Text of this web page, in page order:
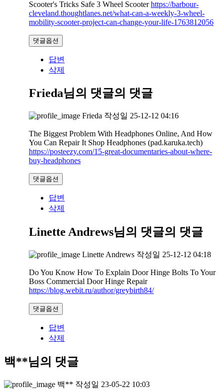
Scooter's Tricks Safe 3 Wheel Scooterhttps://barbour-
cleveland.thoughtlanes.net/what-can-a-weekly-3-wheel-
mobility-scooter-project-can-change-your-life-1763812056
댓글옵션
답변
삭제
Frieda님의 댓글의 댓글
Frieda 작성일 25-12-12 04:16
The Biggest Problem With Headphones Online, And How
You Can Repair It Shop Headphones (pad.karuka.tech)
https://posteezy.com/15-great-documentaries-about-where-
buy-headphones
댓글옵션
답변
삭제
Linette Andrews님의 댓글의 댓글
Linette Andrews 작성일 25-12-12 04:18
Do You Know How To Explain Door Hinge Bolts To Your
Boss Commercial Door Hinge Repair
https://blog.webit.ru/author/greybirth84/
댓글옵션
답변
삭제
백**님의 댓글
백** 작성일 23-05-22 10:03